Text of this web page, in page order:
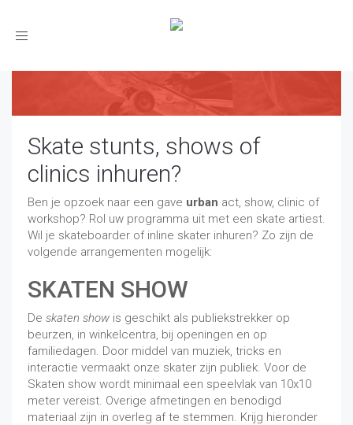
Toggle
Skate stunts, shows of
clinics inhuren?
Ben je opzoek naar een gave urban act, show, clinic of
workshop? Rol uw programma uit met een skate artiest.
Wil je skateboarder of inline skater inhuren? Zo zijn de
volgende arrangementen mogelijk:
SKATEN SHOW
De skaten show is geschikt als publiekstrekker op
beurzen, in winkelcentra, bij openingen en op
familiedagen. Door middel van muziek, tricks en
interactie vermaakt onze skater zijn publiek. Voor de
Skaten show wordt minimaal een speelvlak van 10x10
meter vereist. Overige afmetingen en benodigd
materiaal zijn in overleg af te stemmen. Krijg hieronder